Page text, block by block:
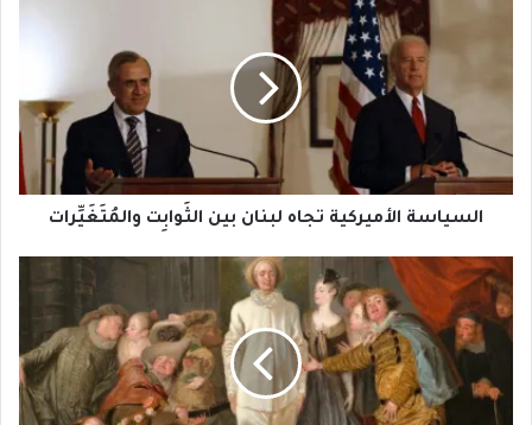
والمُتَغَيِّرات
السياسة الأميركية تجاه لبنان بين الثَوابِت والمُتَغَيِّرات
من
عفوية
الارتجال
كانت